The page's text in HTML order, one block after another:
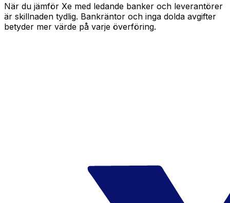
När du jämför Xe med ledande banker och leverantörer
är skillnaden tydlig. Bankräntor och inga dolda avgifter
betyder mer värde på varje överföring.